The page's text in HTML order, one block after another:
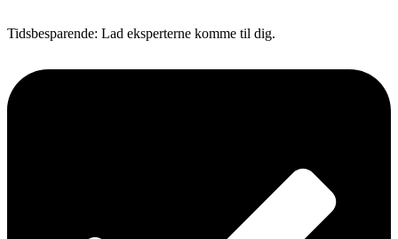
Tidsbesparende: Lad eksperterne komme til dig.